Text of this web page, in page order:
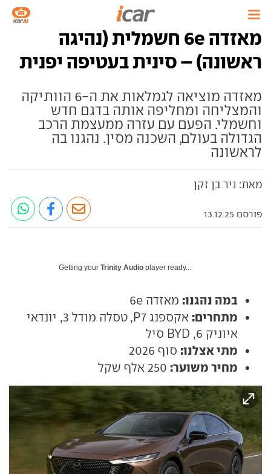
מאזדה 6e חשמלית (נהיגה
ראשונה) – סינית בעטיפה יפנית
מאזדה מוציאה לגמלאות את ה-6 הוותיקה
והמצליחה ומחליפה אותה בדגם חדש
וחשמלי. הפעם עם עזרה ממעצמת הרכב
הגדולה בעולם, השכנה מסין. נהגנו בה
לראשונה
מאת: ניר בן זקן
פורסם 13.12.25
Getting your Trinity Audio player ready...
במה נהגנו: מאזדה 6e
מתחרים:
אקספנג P7, טסלה מודל 3, יונדאי
איוניק 6, BYD סיל
מתי אצלנו: סוף 2026
מחיר משוער: